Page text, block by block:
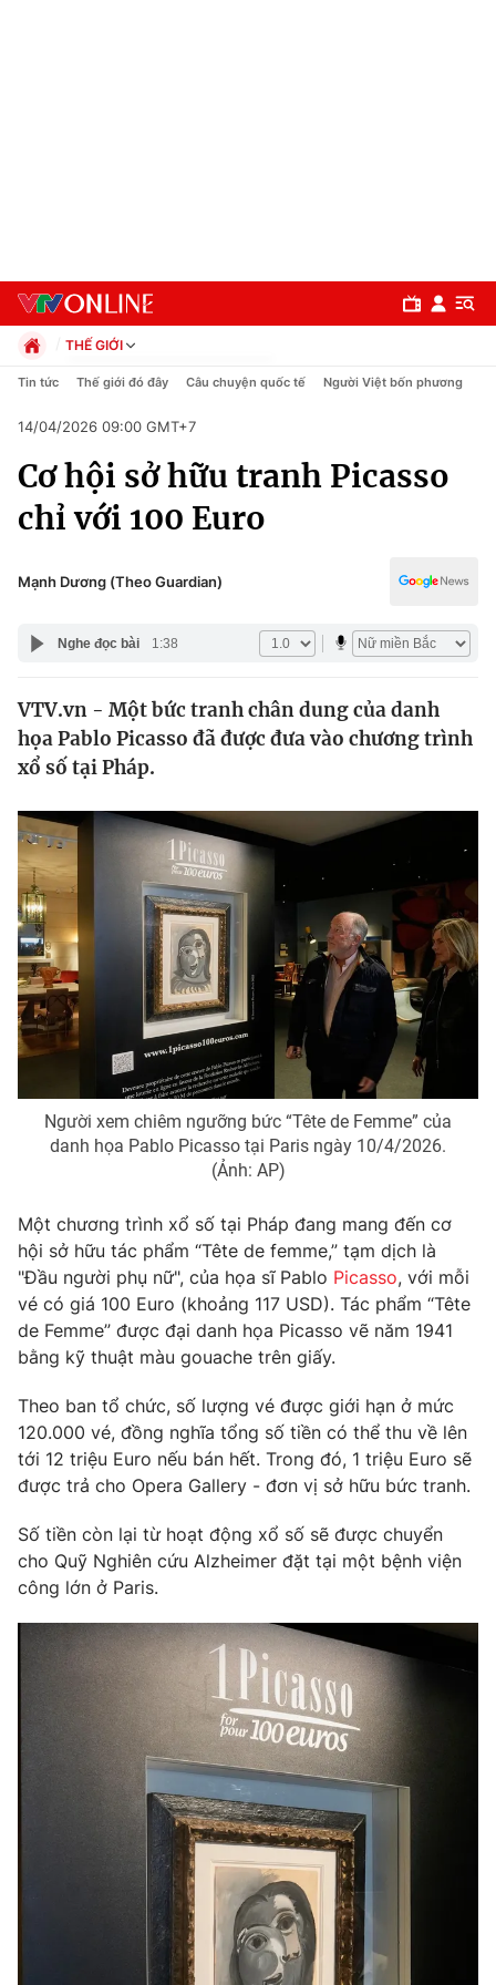
Chuyên mục
Chính trị
Pháp luật
Thế giới
Tin tức
Thế giới đó đây
Câu chuyện quốc tế
Kinh tế
Tài chính
Thị trường
Góc doanh nghiệp
Dữ liệu và đời sống
Truyền hình
Phim VTV
Hậu trường
Khán giả
Giải trí
Điện ảnh
Du lịch
Chất lượng cuộc sống
Giáo dục
Học trực tuyến
Hitech Công nghệ tương lai
Sản phẩm
Thị trường
Giao lưu trực tuyến
Lịch phát sóng
Chuyên mục khác
Emagazine Podcast
Photo Infographic
Video
VTV Money VTV Thể thao
VTV Sức khoẻ Bất động sản
Thị trường 24h Tấm lòng Việt
Vươn mình bằng AI
VTV8
Liên hệ tòa soạn English
THẾ GIỚI
Chính trị
Pháp luật
Kinh tế
Thể thao
Truyền hình
Y tế
Công nghệ
Tin tức Thế giới đó đây Câu chuyện quốc tế Người Việt bốn phương
14/04/2026 09:00 GMT+7
Cơ hội sở hữu tranh Picasso
chỉ với 100 Euro
Mạnh Dương (Theo Guardian)
Nghe đọc bài 1:38
VTV.vn - Một bức tranh chân dung của danh
họa Pablo Picasso đã được đưa vào chương trình
xổ số tại Pháp.
Người xem chiêm ngưỡng bức “Tête de Femme” của
danh họa Pablo Picasso tại Paris ngày 10/4/2026.
(Ảnh: AP)
Một chương trình xổ số tại Pháp đang mang đến cơ
hội sở hữu tác phẩm “Tête de femme,” tạm dịch là
"Đầu người phụ nữ", của họa sĩ Pablo Picasso, với mỗi
vé có giá 100 Euro (khoảng 117 USD). Tác phẩm “Tête
de Femme” được đại danh họa Picasso vẽ năm 1941
bằng kỹ thuật màu gouache trên giấy.
Theo ban tổ chức, số lượng vé được giới hạn ở mức
120.000 vé, đồng nghĩa tổng số tiền có thể thu về lên
tới 12 triệu Euro nếu bán hết. Trong đó, 1 triệu Euro sẽ
được trả cho Opera Gallery - đơn vị sở hữu bức tranh.
Số tiền còn lại từ hoạt động xổ số sẽ được chuyển
cho Quỹ Nghiên cứu Alzheimer đặt tại một bệnh viện
công lớn ở Paris.